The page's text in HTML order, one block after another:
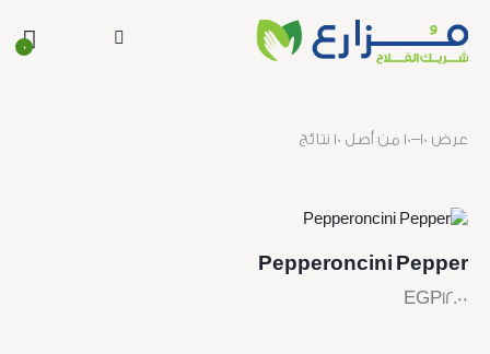
عرض 10–10 من أصل 10 نتائج
Pepperoncini Pepper
EGP12.00